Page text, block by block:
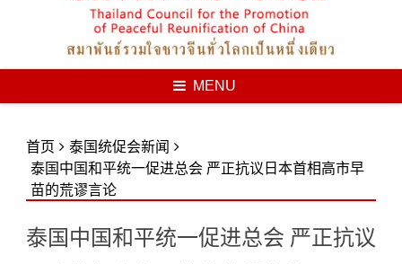
MENU
首页
泰国统促会新闻
泰国中国和平统一促进总会 严正抗议日本首相高市早
苗的荒谬言论
泰国中国和平统一促进总会 严正抗议